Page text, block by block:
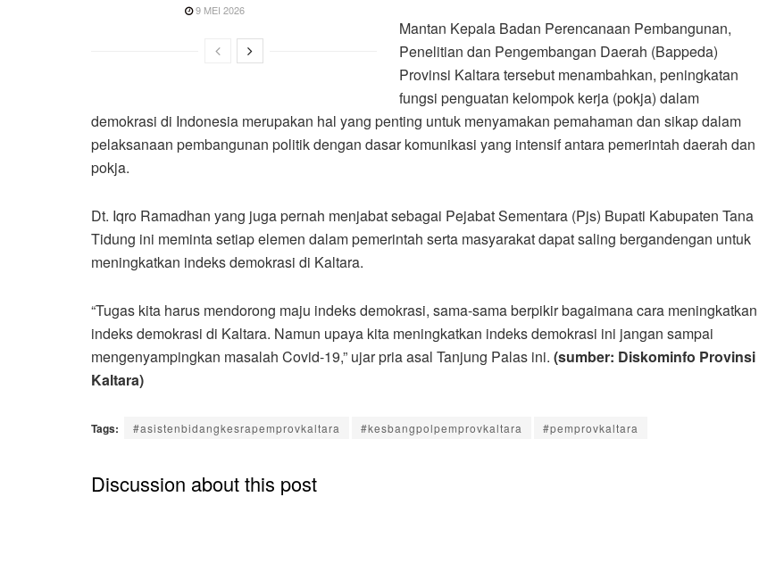
9 MEI 2026
Mantan Kepala Badan Perencanaan Pembangunan,
Penelitian dan Pengembangan Daerah (Bappeda)
Provinsi Kaltara tersebut menambahkan, peningkatan
fungsi penguatan kelompok kerja (pokja) dalam
demokrasi di Indonesia merupakan hal yang penting untuk menyamakan pemahaman dan sikap dalam
pelaksanaan pembangunan politik dengan dasar komunikasi yang intensif antara pemerintah daerah dan
pokja.
Dt. Iqro Ramadhan yang juga pernah menjabat sebagai Pejabat Sementara (Pjs) Bupati Kabupaten Tana
Tidung ini meminta setiap elemen dalam pemerintah serta masyarakat dapat saling bergandengan untuk
meningkatkan indeks demokrasi di Kaltara.
“Tugas kita harus mendorong maju indeks demokrasi, sama-sama berpikir bagaimana cara meningkatkan
indeks demokrasi di Kaltara. Namun upaya kita meningkatkan indeks demokrasi ini jangan sampai
mengenyampingkan masalah Covid-19,” ujar pria asal Tanjung Palas ini. (sumber: Diskominfo Provinsi
Kaltara)
Tags: #asistenbidangkesrapemprovkaltara #kesbangpolpemprovkaltara #pemprovkaltara
Discussion about this post